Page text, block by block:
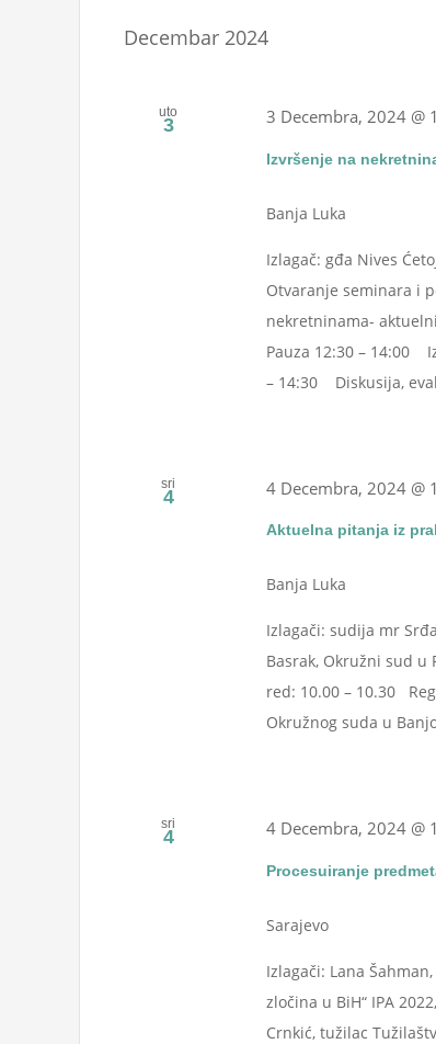
Navigation
by
Decembar 2024
uto
3
Izvršenje na
3 Decembra, 2024 @
Banja Luka
Izlagač: gđa Nives
Otvaranje seminara i
nekretninama-
Pauza 12:30 – 14:00
– 14:30 Diskusija,
sri
4
Aktuelna pitanja iz
4 Decembra, 2024 @
Banja Luka
Izlagači: sudija mr
Basrak, Okružni sud
red: 10.00 – 10.30
Okružnog suda u
sri
4
Procesuiranje
4 Decembra, 2024 @
Sarajevo
Izlagači: Lana
zločina u BiH“ IPA
Crnkić, tužilac